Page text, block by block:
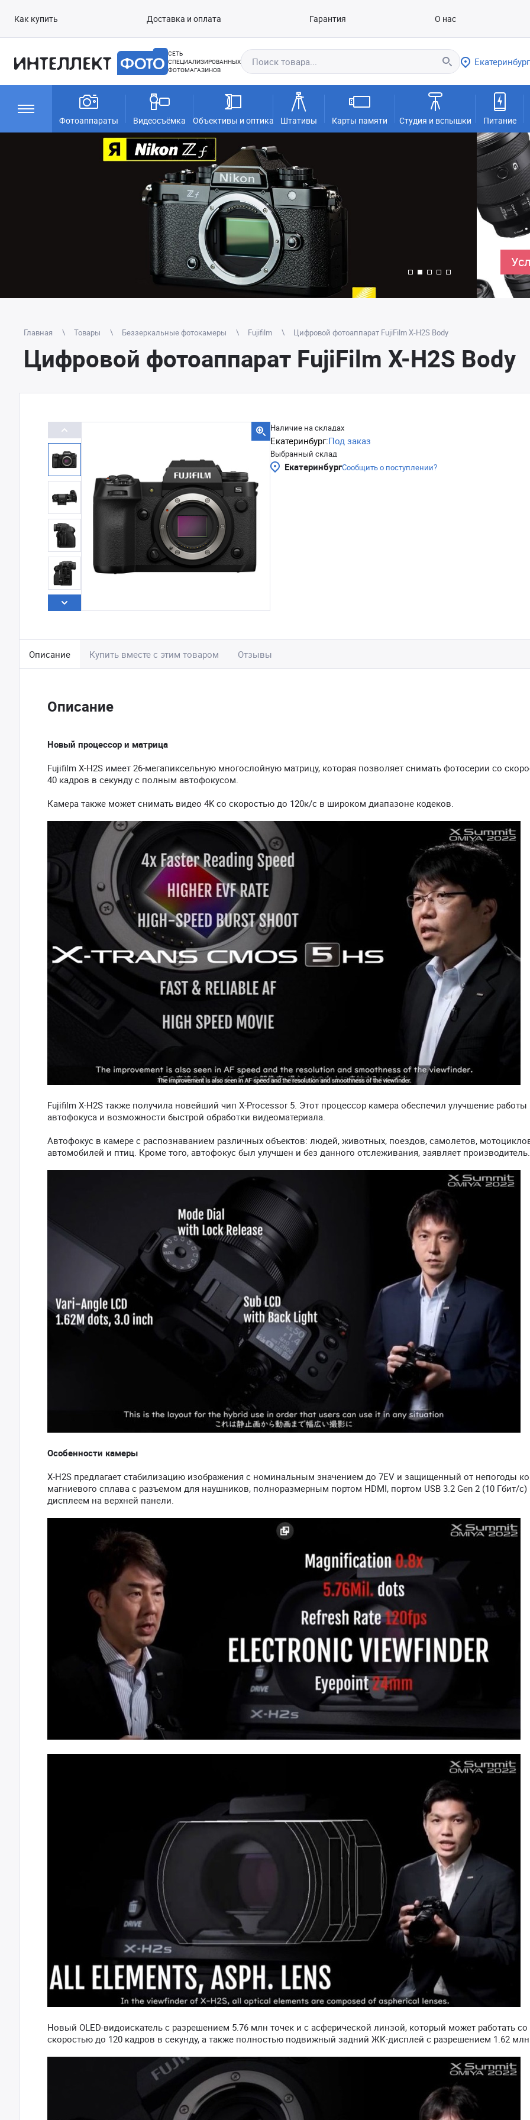
Как купить Доставка и оплата Гарантия О нас
СЕТЬ
СПЕЦИАЛИЗИРОВАННЫХ
ФОТОМАГАЗИНОВ
Екатеринбург
Фотоаппараты Видеосъёмка Объективы и оптика Штативы Карты памяти Студия и вспышки Питание
Главная Товары Беззеркальные фотокамеры Fujifilm Цифровой фотоаппарат FujiFilm X-H2S Body
Цифровой фотоаппарат FujiFilm X-H2S Body
Наличие на складах
Екатеринбург:Под заказ
Выбранный склад
ЕкатеринбургСообщить о поступлении?
Описание Купить вместе с этим товаром Отзывы
Описание
Новый процессор и матрица
Fujifilm X-H2S имеет 26-мегапиксельную многослойную матрицу, которая позволяет снимать фотосерии со
40 кадров в секунду с полным автофокусом.
Камера также может снимать видео 4K со скоростью до 120к/с в широком диапазоне кодеков.
Fujifilm X-H2S также получила новейший чип X-Processor 5. Этот процессор камера обеспечил улучшение работы
автофокуса и возможности быстрой обработки видеоматериала.
Автофокус в камере с распознаванием различных объектов: людей, животных, поездов, самолетов,
автомобилей и птиц. Кроме того, автофокус был улучшен и без данного отслеживания, заявляет производитель.
Особенности камеры
X-H2S предлагает стабилизацию изображения с номинальным значением до 7EV и защищенный от непогоды
магниевого сплава с разъемом для наушников, полноразмерным портом HDMI, портом USB 3.2 Gen 2 (10 Гбит/с)
дисплеем на верхней панели.
Новый OLED-видоискатель с разрешением 5.76 млн точек и с асферической линзой, который может работать со
скоростью до 120 кадров в секунду, а также полностью подвижный задний ЖК-дисплей с разрешением 1.62 млн